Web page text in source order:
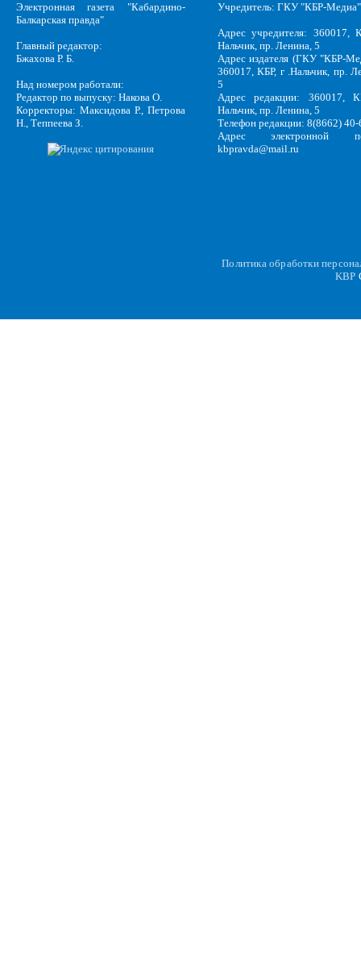
Электронная газета "Кабардино-
Балкарская правда"
Главный редактор:
Бжахова Р. Б.
Над номером работали:
Редактор по выпуску: Накова О.
Корректоры: Максидова Р., Петрова
Н., Теппеева З.
Учредитель: ГКУ "КБР-Медиа"
Адрес учредителя: 360017,
Нальчик, пр. Ленина, 5
Адрес издателя (ГКУ "КБР-
360017, КБР, г .Нальчик, пр.
5
Адрес редакции: 360017,
Нальчик, пр. Ленина, 5
Телефон редакции: 8(8662)
Адрес электронной
kbpravda@mail.ru
Политика обработки
KBP